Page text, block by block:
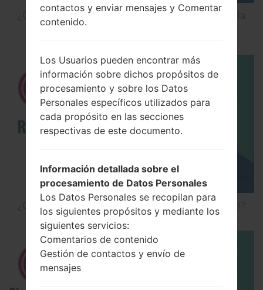
¿Cómo Activar las Opciones de Desarrollador y la
¿Cómo hacer Reinicio Completo en LG G5 H850?
contactos y enviar mensajes y Comentar
contenido.
Los Usuarios pueden encontrar más
información sobre dichos propósitos de
procesamiento y sobre los Datos
Personales específicos utilizados para
cada propósito en las secciones
respectivas de este documento.
Información detallada sobre el
procesamiento de Datos Personales
Los Datos Personales se recopilan para
los siguientes propósitos y mediante los
siguientes servicios:
Comentarios de contenido
Gestión de contactos y envío de
mensajes